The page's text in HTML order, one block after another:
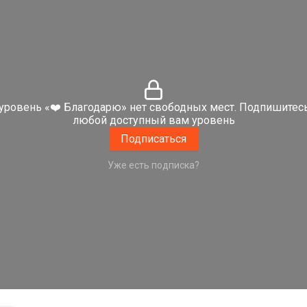
«❤️ Благодарю» нет свободных мест.
любой доступный вам уровень
Подписаться
Уже есть подписка?